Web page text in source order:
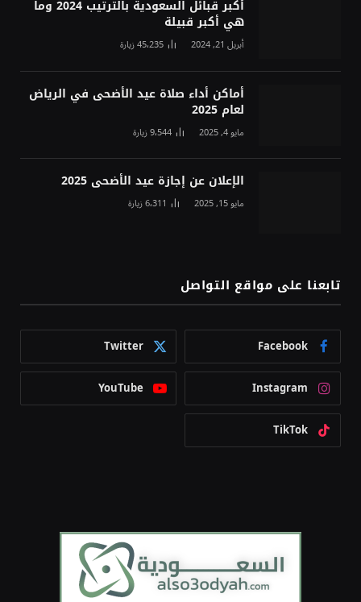
أكبر قبائل السعودية بالترتيب 2024 وما
هي أكبر قبيلة
أبريل 21, 2024 45٬235زيارة
أماكن أداء صلاة عيد الأضحى في الرياض
لعام 2025
مايو 4, 2025 9٬544زيارة
الإعلان عن إجازة عيد الأضحى 2025
مايو 15, 2025 6٬311زيارة
تابعنا على مواقع التواصل
Facebook
Twitter
Instagram
YouTube
TikTok